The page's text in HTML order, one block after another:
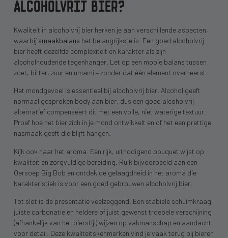
ALCOHOLVRIJ BIER?
Kwaliteit in alcoholvrij bier herken je aan verschillende aspecten,
waarbij smaakbalans het belangrijkste is. Een goed alcoholvrij
bier heeft dezelfde complexiteit en karakter als zijn
alcoholhoudende tegenhanger. Let op een mooie balans tussen
zoet, bitter, zuur en umami – zonder dat één element overheerst.
Het mondgevoel is essentieel bij alcoholvrij bier. Alcohol geeft
normaal gesproken body aan bier, dus een goed alcoholvrij
alternatief compenseert dit met een volle, niet waterige textuur.
Proef hoe het bier zich in je mond ontwikkelt en of het een prettige
nasmaak geeft die blijft hangen.
Kijk ook naar het aroma. Een rijk, uitnodigend bouquet wijst op
kwaliteit en zorgvuldige bereiding. Ruik bijvoorbeeld aan een
Oersoep Big Bob en ontdek de gelaagdheid in het aroma die
karakteristiek is voor een goed gebrouwen alcoholvrij bier.
Tot slot is de presentatie veelzeggend. Een stabiele schuimkraag,
juiste carbonatie en heldere of juist gewenst troebele verschijning
(afhankelijk van het bierstijl) wijzen op vakmanschap en aandacht
voor detail. Deze kwaliteitskenmerken vind je vaak terug bij bieren